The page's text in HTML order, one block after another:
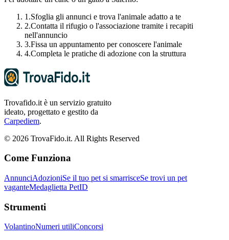
1.Sfoglia gli annunci e trova l'animale adatto a te
2.Contatta il rifugio o l'associazione tramite i recapiti
nell'annuncio
3.Fissa un appuntamento per conoscere l'animale
4.Completa le pratiche di adozione con la struttura
Trovafido.it è un servizio gratuito
ideato, progettato e gestito da
Carpediem.
© 2026 TrovaFido.it. All Rights Reserved
Come Funziona
AnnunciAdozioniSe il tuo pet si smarrisceSe trovi un pet
vaganteMedaglietta PetID
Strumenti
VolantinoNumeri utiliConcorsi